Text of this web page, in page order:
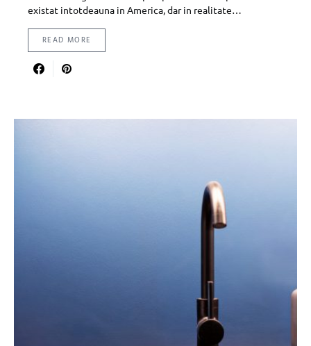
existat intotdeauna in America, dar in realitate…
READ MORE